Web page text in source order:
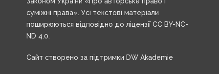
суміжні права». Усі текстові матеріали
поширюються відповідно до ліцензії CC BY-NC-
ND 4.0.
Сайт створено за підтримки DW Akademie